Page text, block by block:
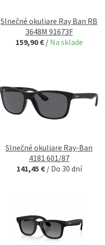
Slnečné okuliare Ray Ban RB
3648M 91673F
159,90 € / Na sklade
Slnečné okuliare Ray-Ban
4181 601/87
141,45 € / Do 30 dní